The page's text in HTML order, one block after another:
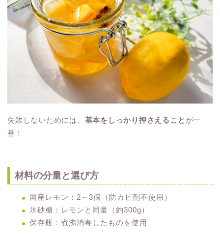
失敗しないためには、 基本をしっかり押さえること が一
番！
材料の分量と選び方
国産レモン：2～3個（防カビ剤不使用）
氷砂糖：レモンと同量（約300g）
保存瓶：煮沸消毒したものを使用